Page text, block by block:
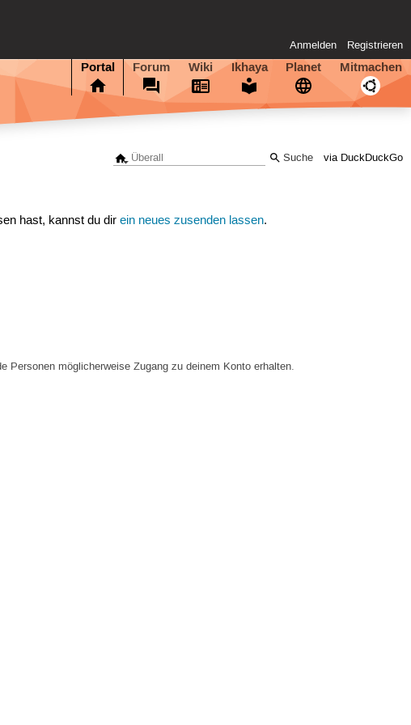
Anmelden Registrieren
Portal Forum Wiki Ikhaya Planet Mitmachen
via DuckDuckGo
hast, kannst du direin neues zusenden lassen.
möglicherweise Zugang zu deinem Konto erhalten.